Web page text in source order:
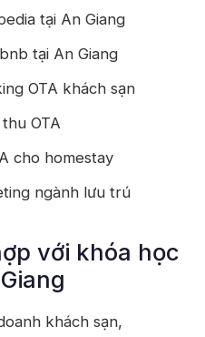
tại An Giang
tại An Giang
OTA khách sạn
OTA
cho homestay
ngành lưu trú
với khóa học
khách sạn,